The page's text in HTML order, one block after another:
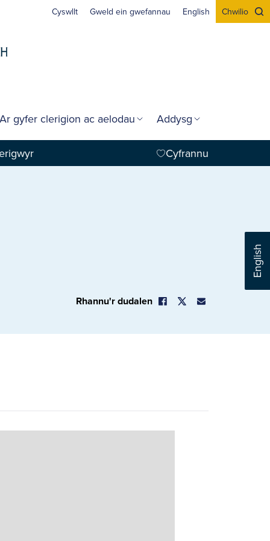
English
Cyswllt Gweld ein gwefannau English Chwilio
Ar gyfer clerigion ac aelodau Addysg
Cyfrannu
Rhannu'r dudalen